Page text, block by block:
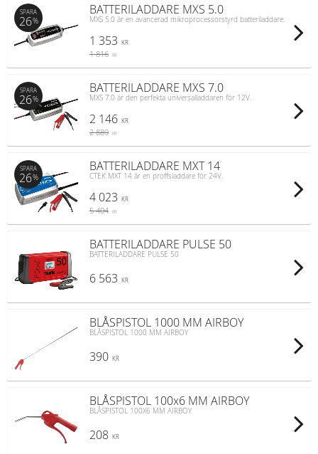
BATTERILADDARE MXS 5.0
MXS 5.0 är en avancerad mikroprocessorstyrd batteriladdare.
1 353 KR
1 816 KR
SPARA
26%
BATTERILADDARE MXS 7.0
MXS 7.0 är den perfekta universalladdaren för 12V.
2 146 KR
2 889 KR
SPARA
26%
BATTERILADDARE MXT 14
CTEK MXT 14 är en proffsladdare för 24V.
4 023 KR
5 404 KR
SPARA
26%
BATTERILADDARE PULSE 50
BATTERILADDARE PULSE 50
6 563 KR
BLÅSPISTOL 1000 MM AIRBOY
BLÅSPISTOL 1000 MM AIRBOY
390 KR
BLÅSPISTOL 100x6 MM AIRBOY
BLÅSPISTOL 100X6 MM AIRBOY
208 KR